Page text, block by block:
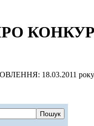
18.03.2011